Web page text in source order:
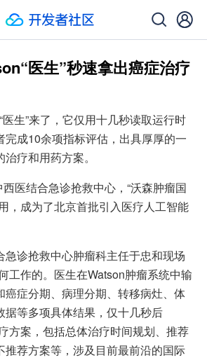
医生”秒速拿出癌症治疗
医生”来了，它仅用十几秒读取运行时
完成10余项指标评估，出具厚厚的一
疗和用药方案。
，成为了北京首批引入医疗人工智能
急诊抢救中心肿瘤科主任于忠和现场
工作的。医生在Watson肿瘤系统中输
癌症分期、病理分期、转移病灶、体
据等多项具体结果，仅十几秒后
方案，包括总体治疗时间规划、推荐
推荐方案等，涉及目前最前沿的国际